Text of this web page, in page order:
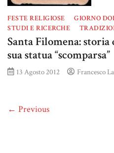
FESTE RELIGIOSE GIORNO
STUDI E RICERCHE
Santa Filomena: storia
sua statua “scomparsa”
13 Agosto 2012 Francesco
← Previous